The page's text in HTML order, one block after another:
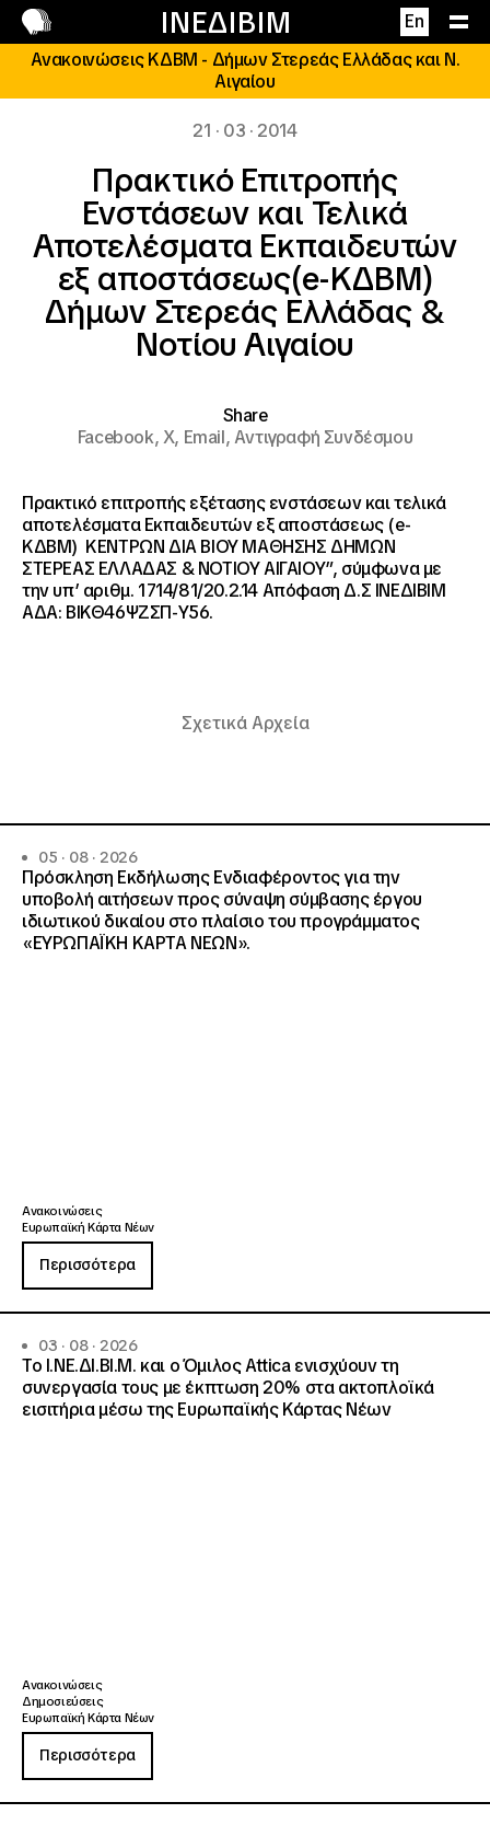
ΙΝΕΔΙΒΙΜ En
Επικοινωνία
Ανακοινώσεις ΚΔΒΜ - Δήμων Στερεάς Ελλάδας και Ν.
Αιγαίου
21 · 03 · 2014
Πρακτικό Επιτροπής
Ενστάσεων και Τελικά
Αποτελέσματα Εκπαιδευτών
εξ αποστάσεως(e-ΚΔΒΜ)
Δήμων Στερεάς Ελλάδας &
Νοτίου Αιγαίου
Share
Facebook,X, Email,Αντιγραφή Συνδέσμου
Πρακτικό επιτροπής εξέτασης ενστάσεων και τελικά
αποτελέσματα Εκπαιδευτών εξ αποστάσεως (e-
ΚΔΒΜ) ΚΕΝΤΡΩΝ ΔΙΑ ΒΙΟΥ ΜΑΘΗΣΗΣ ΔΗΜΩΝ
ΣΤΕΡΕΑΣ ΕΛΛΑΔΑΣ & ΝΟΤΙΟΥ ΑΙΓΑΙΟΥ”, σύμφωνα με
την υπ’ αριθμ. 1714/81/20.2.14 Απόφαση Δ.Σ ΙΝΕΔΙΒΙΜ
ΑΔΑ: ΒΙΚΘ46ΨΖΣΠ-Υ56.
Σχετικά Αρχεία
05 · 08 · 2026
Πρόσκληση Εκδήλωσης Ενδιαφέροντος για την
υποβολή αιτήσεων προς σύναψη σύμβασης έργου
ιδιωτικού δικαίου στο πλαίσιο του προγράμματος
«ΕΥΡΩΠΑΪΚΗ ΚΑΡΤΑ ΝΕΩΝ».
Ανακοινώσεις
Ευρωπαϊκή Κάρτα Νέων
Περισσότερα
03 · 08 · 2026
Το Ι.ΝΕ.ΔΙ.ΒΙ.Μ. και o Όμιλος Attica ενισχύουν τη
συνεργασία τους με έκπτωση 20% στα ακτοπλοϊκά
εισιτήρια μέσω της Ευρωπαϊκής Κάρτας Νέων
Ανακοινώσεις
Δημοσιεύσεις
Ευρωπαϊκή Κάρτα Νέων
Περισσότερα